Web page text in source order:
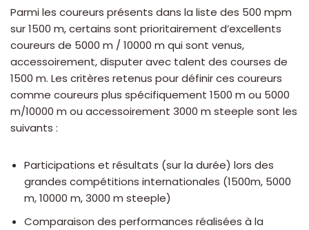
Parmi les coureurs présents dans la liste des 500 mpm
sur 1500 m, certains sont prioritairement d’excellents
coureurs de 5000 m / 10000 m qui sont venus,
accessoirement, disputer avec talent des courses de
1500 m. Les critères retenus pour définir ces coureurs
comme coureurs plus spécifiquement 1500 m ou 5000
m/10000 m ou accessoirement 3000 m steeple sont les
suivants :
Participations et résultats (sur la durée) lors des
grandes compétitions internationales (1500m, 5000
m, 10000 m, 3000 m steeple)
Comparaison des performances réalisées à la